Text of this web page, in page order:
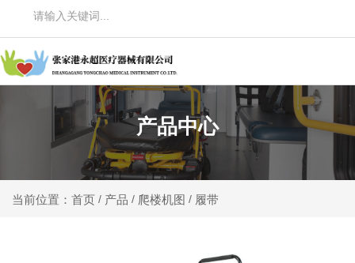
产品中心
当前位置：首页 / 产品 / 爬楼机图 / 履带